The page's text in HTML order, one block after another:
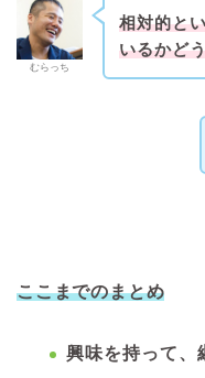
むらっち
相対的と
いるかど
ここまでのまとめ
興味を持って、